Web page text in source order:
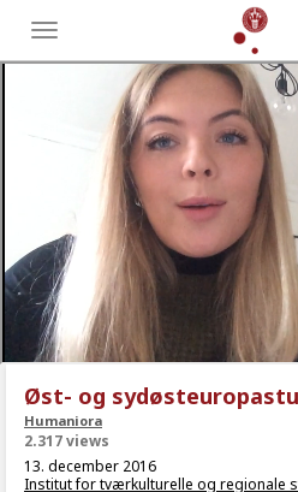
Toggle
menu
Øst- og
Humaniora
2.317 views
13. december 2016
Institut for tværkulturelle og regionale